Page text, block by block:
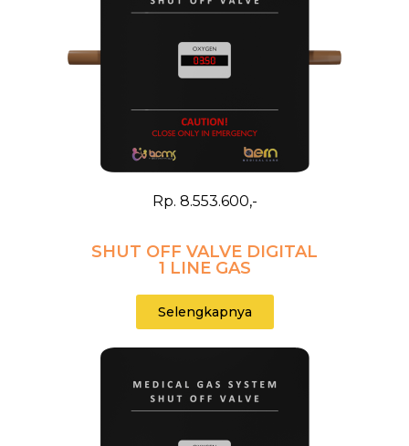
Rp. 8.553.600,-
SHUT OFF VALVE DIGITAL
1 LINE GAS
Selengkapnya